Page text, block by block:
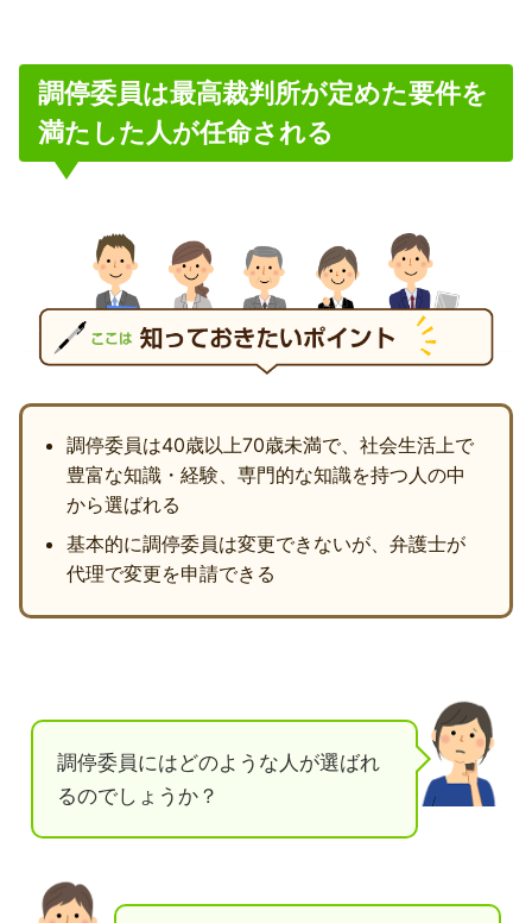
調停委員は最高裁判所が定めた要件を
満たした人が任命される
調停委員は40歳以上70歳未満で、社会生活上で
豊富な知識・経験、専門的な知識を持つ人の中
から選ばれる
基本的に調停委員は変更できないが、弁護士が
代理で変更を申請できる
調停委員にはどのような人が選ばれ
るのでしょうか？